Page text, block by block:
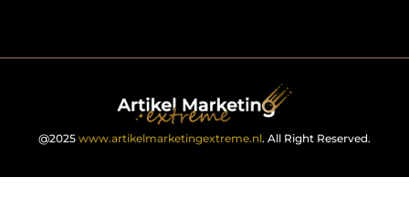
@2025 www.artikelmarketingextreme.nl. All Right Reserved.